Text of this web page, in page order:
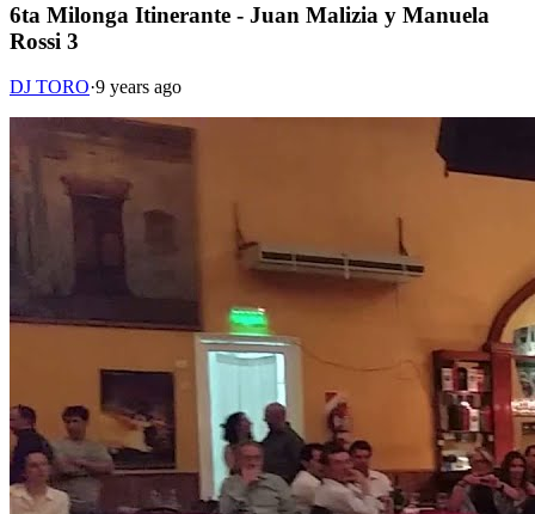
6ta Milonga Itinerante - Juan Malizia y Manuela
Rossi 3
DJ TORO·9 years ago